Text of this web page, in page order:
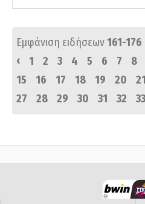
Εμφάνιση ειδήσεων161-176
‹
1 2 3 4 5 6 7 8
15
16 17 18 19 20 21
27
28 29 30 31 32 33